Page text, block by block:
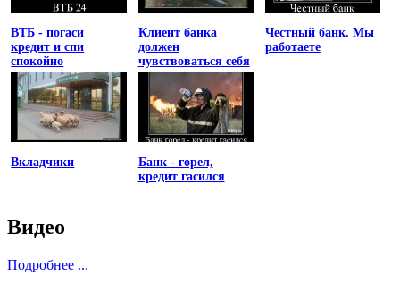
ВТБ - погаси
кредит и спи
спокойно
Клиент банка
должен
чувствоваться себя
униженным
Честный банк. Мы
работаете
Вкладчики
Банк - горел,
кредит гасился
Видео
Подробнее ...